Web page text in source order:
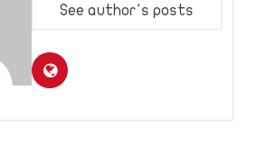
See author's posts